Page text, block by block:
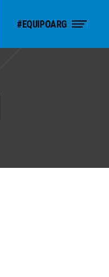
#EQUIPOARG